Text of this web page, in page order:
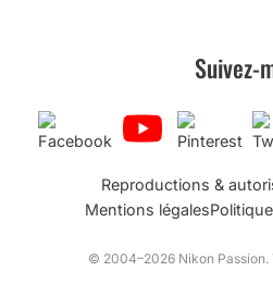
Suivez-
Reproductions &
Mentions légales
© 2004–2026 Nikon Passion.